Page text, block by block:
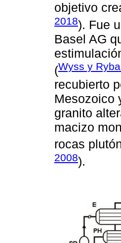
objetivo
2018). Fue
Basel AG
(Wyss y
recubierto
Mesozoico
granito
macizo
rocas
2008).